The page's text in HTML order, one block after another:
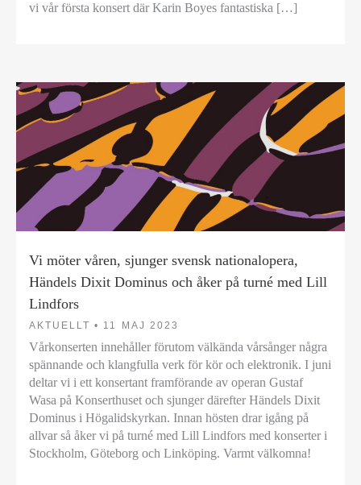
vi vår första konsert där Karin Boyes fantastiska […]
Vi möter våren, sjunger svensk nationalopera,
Händels Dixit Dominus och åker på turné med Lill
Lindfors
AKTUELLT • 11 MAJ 2023
Vårkonserten innehåller förutom välkända vårsånger några
spännande och klangfulla verk för kör och elektronik. I juni
deltar vi i ett konsertant framförande av operan Gustaf
Wasa på Konserthuset och sjunger därefter Händels Dixit
Dominus i Högalidskyrkan. Innan hösten drar igång på
allvar så åker vi på turné med Lill Lindfors med konserter i
Stockholm, Göteborg och Linköping. Varmt välkomna!